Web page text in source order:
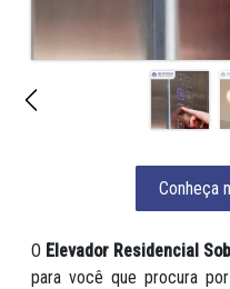
O Elevador Residencial
para você que procura
Conheça